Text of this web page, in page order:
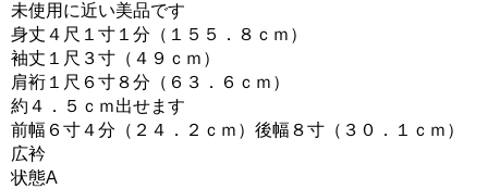
未使用に近い美品です
身丈４尺１寸１分（１５５．８ｃｍ）
袖丈１尺３寸（４９ｃｍ）
肩裄１尺６寸８分（６３．６ｃｍ）
約４．５ｃｍ出せます
前幅６寸４分（２４．２ｃｍ）後幅８寸（３０．１ｃｍ）
広衿
状態A